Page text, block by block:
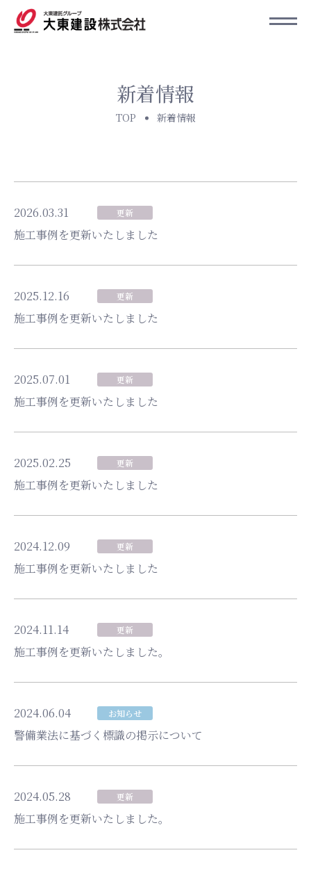
新着情報
TOP 新着情報
2026.03.31 更新
施工事例を更新いたしました
2025.12.16 更新
施工事例を更新いたしました
2025.07.01 更新
施工事例を更新いたしました
2025.02.25 更新
施工事例を更新いたしました
2024.12.09 更新
施工事例を更新いたしました
2024.11.14 更新
施工事例を更新いたしました。
2024.06.04 お知らせ
警備業法に基づく標識の掲示について
2024.05.28 更新
施工事例を更新いたしました。